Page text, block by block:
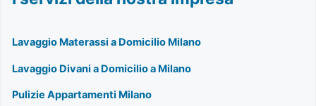
Lavaggio Materassi a Domicilio Milano
Lavaggio Divani a Domicilio a Milano
Pulizie Appartamenti Milano